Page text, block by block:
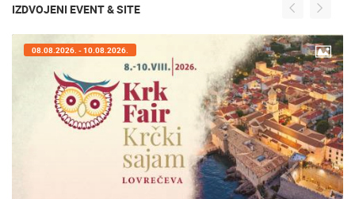
IZDVOJENI EVENT & SITE
08.08.2026. - 10.08.2026.